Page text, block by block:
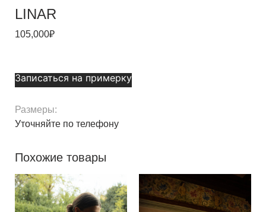
LINAR
105,000₽
Записаться на примерку
Размеры:
Уточняйте по телефону
Похожие товары